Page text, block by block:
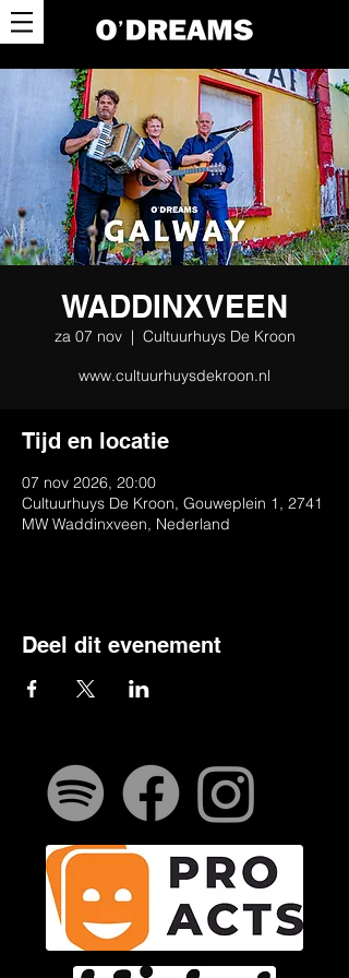
WADDINXVEEN
za 07 nov
  |
Cultuurhuys De Kroon
www.cultuurhuysdekroon.nl
Tijd en locatie
07 nov 2026, 20:00
Cultuurhuys De Kroon, Gouweplein 1, 2741
MW Waddinxveen, Nederland
Deel dit evenement